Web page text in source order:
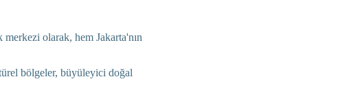
olarak, hem Jakarta'nın
bölgeler, büyüleyici doğal